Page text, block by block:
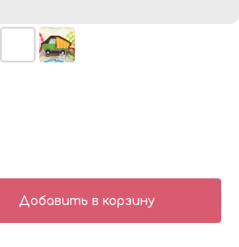
Добавить в корзину